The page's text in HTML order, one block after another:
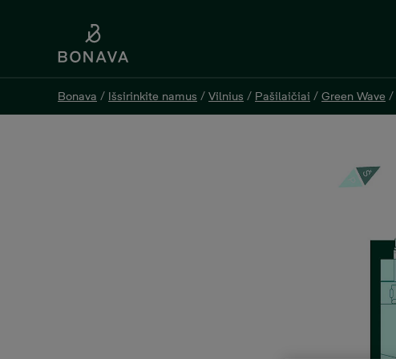
Bonava / Išsirinkite namus / Vilnius / Pašilaičiai / Green Wave /
Bonava / Išsirinkite namus / Vilnius / Pašilaičiai / Green Wave /